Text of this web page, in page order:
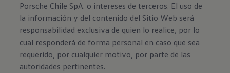
Porsche Chile SpA. o intereses de terceros. El uso de
la información y del contenido del Sitio Web será
responsabilidad exclusiva de quien lo realice, por lo
cual responderá de forma personal en caso que sea
requerido, por cualquier motivo, por parte de las
autoridades pertinentes.